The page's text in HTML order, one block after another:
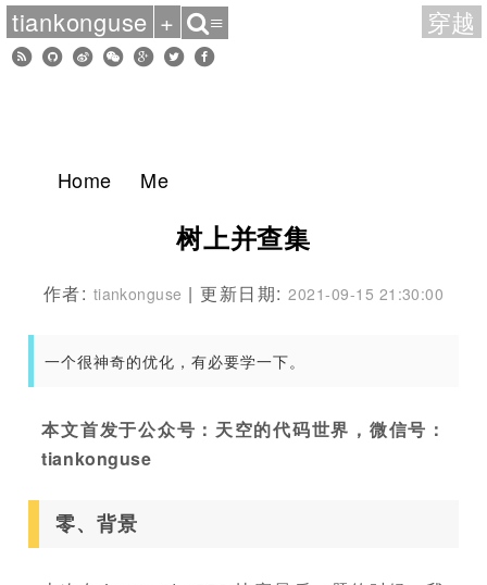
Home Me
树上并查集
作者: tiankonguse | 更新日期:2021-09-15 21:30:00
一个很神奇的优化，有必要学一下。
本文首发于公众号：天空的代码世界，微信号：
tiankonguse
零、背景
tiankonguse + ≡ 穿越